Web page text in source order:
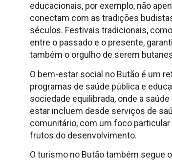
educacionais, por exemplo, não
conectam com as tradições
séculos. Festivais tradicionais,
entre o passado e o presente,
também o orgulho de serem
O bem-estar social no Butão é um
programas de saúde pública e
sociedade equilibrada, onde a
estar incluem desde serviços de
comunitário, com um foco
frutos do desenvolvimento.
O turismo no Butão também segue